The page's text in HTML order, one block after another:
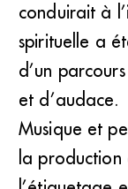
conduirait à
spirituelle a
d’un
et d’audace.
Musique et
la production